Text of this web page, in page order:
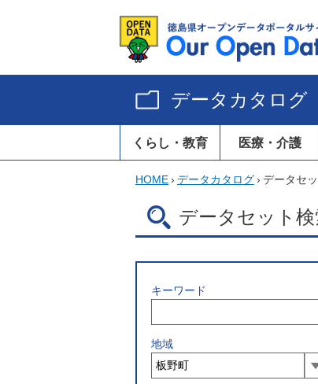
データカタログ
くらし・教育 医療・介護
HOME› データカタログ› データセ
データセット検
キーワード
地域